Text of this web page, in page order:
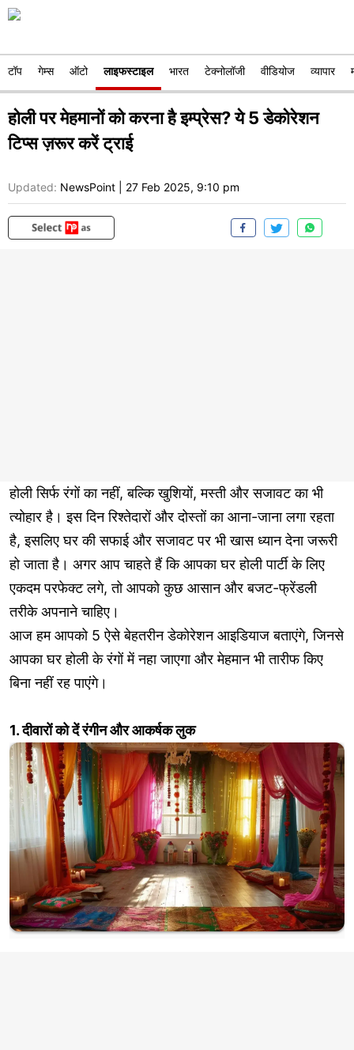
टॉप गेम्स ऑटो लाइफस्टाइल भारत टेक्नोलॉजी वीडियोज व्यापार
होली पर मेहमानों को करना है इम्प्रेस? ये 5 डेकोरेशन
टिप्स ज़रूर करें ट्राई
Updated: NewsPoint 27 Feb 2025, 9:10 pm
होली सिर्फ रंगों का नहीं, बल्कि खुशियों, मस्ती और सजावट का भी
त्योहार है। इस दिन रिश्तेदारों और दोस्तों का आना-जाना लगा रहता
है, इसलिए घर की सफाई और सजावट पर भी खास ध्यान देना जरूरी
हो जाता है। अगर आप चाहते हैं कि आपका घर होली पार्टी के लिए
एकदम परफेक्ट लगे, तो आपको कुछ आसान और बजट-फ्रेंडली
तरीके अपनाने चाहिए।
आज हम आपको 5 ऐसे बेहतरीन डेकोरेशन आइडियाज बताएंगे, जिनसे
आपका घर होली के रंगों में नहा जाएगा और मेहमान भी तारीफ किए
बिना नहीं रह पाएंगे।
1. दीवारों को दें रंगीन और आकर्षक लुक